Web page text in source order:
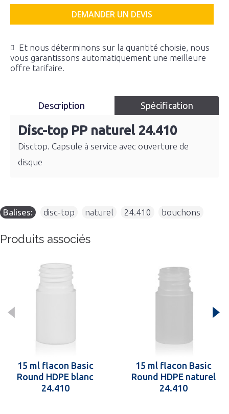
DEMANDER UN DEVIS
Et nous déterminons sur la quantité choisie, nous
vous garantissons automatiquement une meilleure
offre tarifaire.
Description Spécification
Disc-top PP naturel 24.410
Disctop. Capsule à service avec ouverture de
disque
Balises: disc-top naturel 24.410 bouchons
Produits associés
15 ml flacon Basic
Round HDPE blanc
24.410
15 ml flacon Basic
Round HDPE naturel
24.410